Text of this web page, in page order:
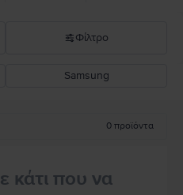
Φίλτρο
Samsung
0 προϊόντα
κάτι που να